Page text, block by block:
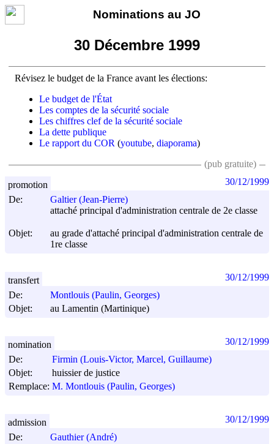
Nominations au JO
30 Décembre 1999
Révisez le budget de la France avant les élections:
Le budget de l'État
Les comptes de la sécurité sociale
Les chiffres clef de la sécurité sociale
La dette publique
Le rapport du COR (youtube, diaporama)
(pub gratuite)
De:
Galtier (Jean-Pierre)
attaché principal d'administration centrale de 2e classe
Objet:
au grade d'attaché principal d'administration centrale de
1re classe
promotion 30/12/1999
De:
Montlouis (Paulin, Georges)
Objet:
au Lamentin (Martinique)
transfert 30/12/1999
De:
Firmin (Louis-Victor, Marcel, Guillaume)
Objet:
huissier de justice
Remplace: M. Montlouis (Paulin, Georges)
nomination 30/12/1999
De:
Gauthier (André)
admission 30/12/1999